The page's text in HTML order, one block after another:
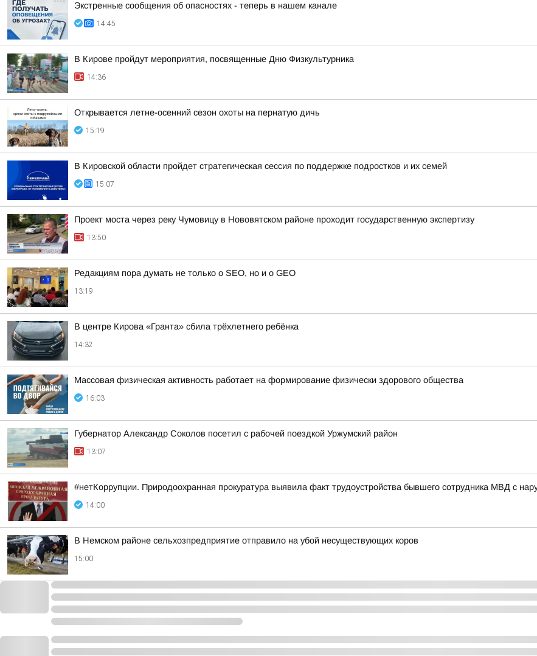
Экстренные сообщения об опасностях - теперь в нашем канале
14:45
В Кирове пройдут мероприятия, посвященные Дню Физкультурника
14:36
Открывается летне-осенний сезон охоты на пернатую дичь
15:19
В Кировской области пройдет стратегическая сессия по поддержке подростков и их семей
15:07
Проект моста через реку Чумовицу в Нововятском районе проходит государственную экспертизу
13:50
Редакциям пора думать не только о SEO, но и о GEO
13:19
В центре Кирова «Гранта» сбила трёхлетнего ребёнка
14:32
Массовая физическая активность работает на формирование физически здорового общества
16:03
Губернатор Александр Соколов посетил с рабочей поездкой Уржумский район
13:07
#нетКоррупции. Природоохранная прокуратура выявила факт трудоустройства бывшего сотрудника МВД с
14:00
В Немском районе сельхозпредприятие отправило на убой несуществующих коров
15:00